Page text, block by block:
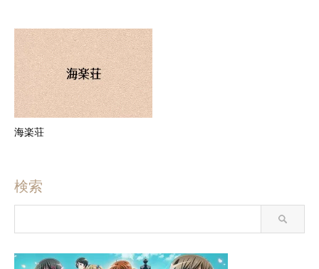
海楽荘
検索